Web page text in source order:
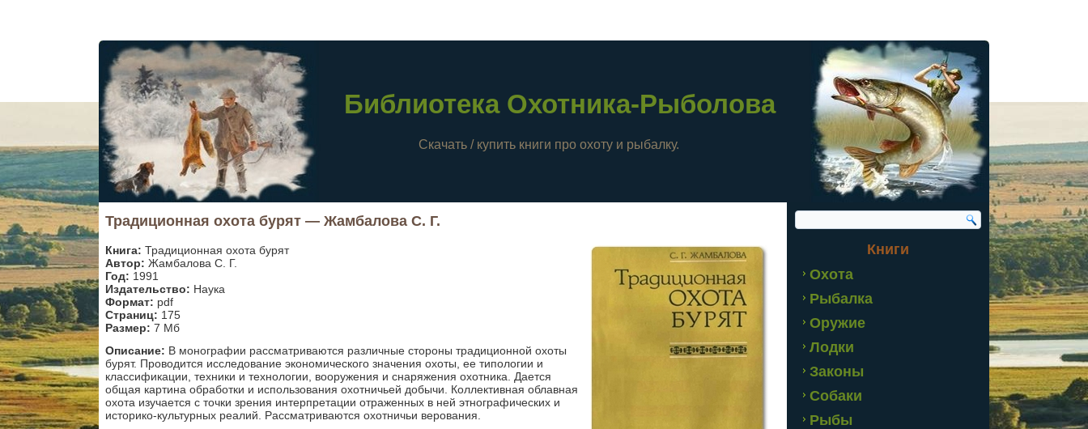
Библиотека Охотника-Рыболова
Скачать / купить книги про охоту и рыбалку.
Традиционная охота бурят — Жамбалова С. Г.
Книга: Традиционная охота бурят
Автор: Жамбалова С. Г.
Год: 1991
Издательство: Наука
Формат: pdf
Страниц: 175
Размер: 7 Мб
Описание: В монографии рассматриваются различные стороны традиционной охоты
бурят. Проводится исследование экономического значения охоты, ее типологии и
классификации, техники и технологии, вооружения и снаряжения охотника. Дается
общая картина обработки и использования охотничьей добычи. Коллективная облавная
охота изучается с точки зрения интерпретации отраженных в ней этнографических и
историко-культурных реалий. Рассматриваются охотничьи верования.
Книги
Охота
Рыбалка
Оружие
Лодки
Законы
Собаки
Рыбы